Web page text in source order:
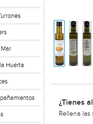
Huerta
¿Tienes
Rellena